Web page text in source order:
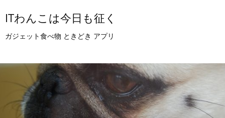
ITわんこは今日も征く
ガジェット食べ物 ときどき アプリ